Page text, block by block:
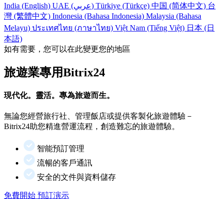
India (English)
UAE (عربي) Türkiye (Türkçe) 中国 (简体中文) 台
灣 (繁體中文) Indonesia (Bahasa Indonesia) Malaysia (Bahasa
Melayu) ประเทศไทย (ภาษาไทย) Việt Nam (Tiếng Việt) 日本 (日
本語)
如有需要，您可以在此變更您的地區
旅遊業專用Bitrix24
現代化。靈活。專為旅遊而生。
無論您經營旅行社、管理飯店或提供客製化旅遊體驗－
Bitrix24助您精進營運流程，創造難忘的旅遊體驗。
智能預訂管理
流暢的客戶通訊
安全的文件與資料儲存
免費開始 預訂演示